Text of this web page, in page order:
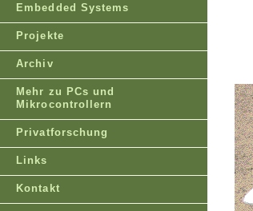
Embedded Systems
Projekte
Archiv
Mehr zu PCs und
Mikrocontrollern
Privatforschung
Links
Kontakt